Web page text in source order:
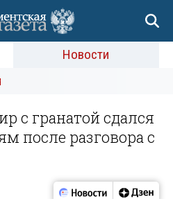
Новости
с гранатой сдался
после разговора с